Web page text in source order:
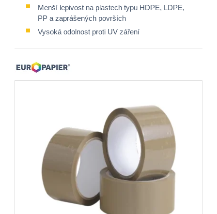
Menší lepivost na plastech typu HDPE, LDPE,
PP a zaprášených površích
Vysoká odolnost proti UV záření